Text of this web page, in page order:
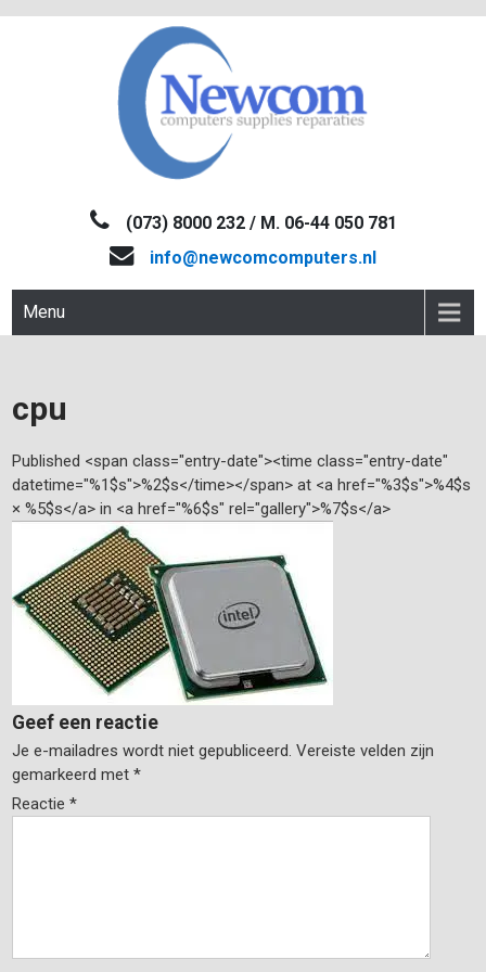
NEWCOM(073) 8000 232 / M. 06-44 050 781
info@newcomcomputers.nl
Menu
cpu
Published <span class="entry-date"><time class="entry-date"
datetime="%1$s">%2$s</time></span> at <a href="%3$s">%4$s
× %5$s</a> in <a href="%6$s" rel="gallery">%7$s</a>
Geef een reactie
Je e-mailadres wordt niet gepubliceerd. Vereiste velden zijn
gemarkeerd met*
Reactie*